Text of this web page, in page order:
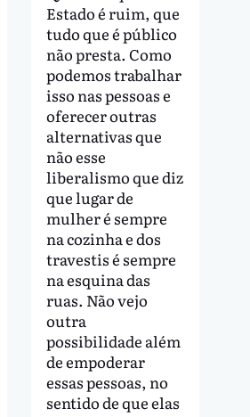
Estado é ruim, que
tudo que é público
não presta. Como
podemos trabalhar
isso nas pessoas e
oferecer outras
alternativas que
não esse
liberalismo que diz
que lugar de
mulher é sempre
na cozinha e dos
travestis é sempre
na esquina das
ruas. Não vejo
outra
possibilidade além
de empoderar
essas pessoas, no
sentido de que elas